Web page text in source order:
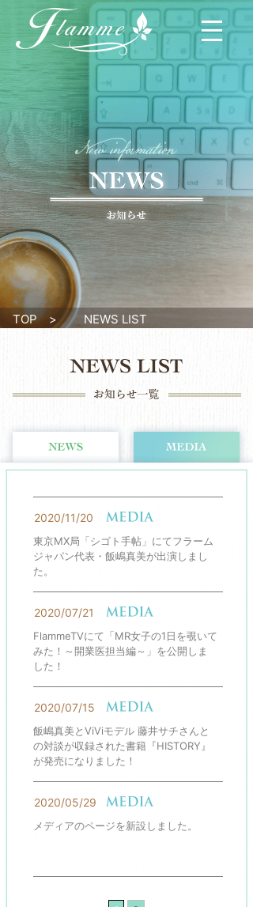
TOP >NEWS LIST
2020/11/20
東京MX局「シゴト手帖」にてフラーム
ジャパン代表・飯嶋真美が出演しまし
た。
2020/07/21
FlammeTVにて「MR女子の1日を覗いて
みた！～開業医担当編～」を公開しま
した！
2020/07/15
飯嶋真美とViViモデル 藤井サチさんと
の対談が収録された書籍『HISTORY』
が発売になりました！
2020/05/29
メディアのページを新設しました。